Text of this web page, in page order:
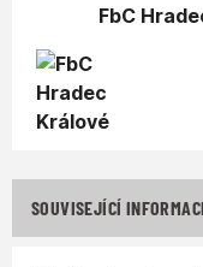
FbC
SOUVISEJÍCÍ